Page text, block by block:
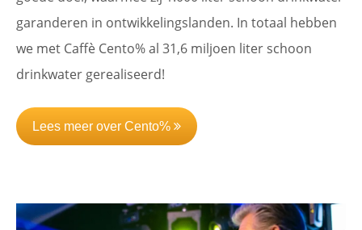
garanderen in ontwikkelingslanden. In totaal hebben
we met Caffè Cento% al 31,6 miljoen liter schoon
drinkwater gerealiseerd!
Lees meer over Cento%